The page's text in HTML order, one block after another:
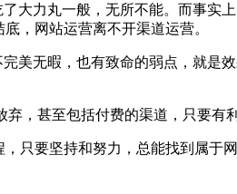
力丸一般，无所不能。而事实
，网站运营离不开渠道运营。
无暇，也有致命的弱点，就是
，甚至包括付费的渠道，只要有利
要坚持和努力，总能找到属于网